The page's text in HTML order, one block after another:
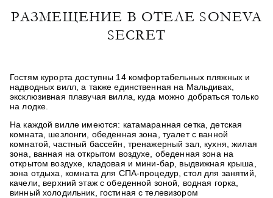
РАЗМЕЩЕНИЕ В ОТЕЛЕ SONEVA
SECRET
Гостям курорта доступны 14 комфортабельных пляжных и
надводных вилл, а также единственная на Мальдивах,
эксклюзивная плавучая вилла, куда можно добраться только
на лодке.
На каждой вилле имеются: катамаранная сетка, детская
комната, шезлонги, обеденная зона, туалет с ванной
комнатой, частный бассейн, тренажерный зал, кухня, жилая
зона, ванная на открытом воздухе, обеденная зона на
открытом воздухе, кладовая и мини-бар, выдвижная крыша,
зона отдыха, комната для СПА-процедур, стол для занятий,
качели, верхний этаж с обеденной зоной, водная горка,
винный холодильник, гостиная с телевизором